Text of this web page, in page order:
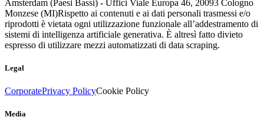
Amsterdam (Paesi Bassi) - Uffici Viale Europa 46, 20093 Cologno
Monzese (MI)Rispetto ai contenuti e ai dati personali trasmessi e/o
riprodotti è vietata ogni utilizzazione funzionale all’addestramento di
sistemi di intelligenza artificiale generativa. È altresì fatto divieto
espresso di utilizzare mezzi automatizzati di data scraping.
Legal
CorporatePrivacy PolicyCookie Policy
Media